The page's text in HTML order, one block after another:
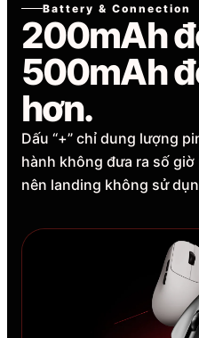
Battery & Connection
200mAh
500mAh
hơn.
Dấu “+” chỉ dung lượng
hành không đưa ra số
nên landing không sử